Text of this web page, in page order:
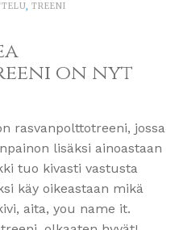
, TREENI
on nyt
rasvanpolttotreeni, jossa
lisäksi ainoastaan
tuo kivasti vastusta
käy oikeastaan mikä
aita, you name it.